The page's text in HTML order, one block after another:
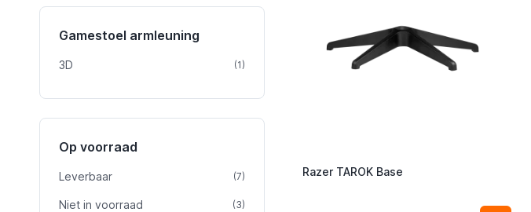
Gamestoel armleuning
3D (1)product
Op voorraad
Leverbaar (7)product
Niet in voorraad (3)product
Razer TAROK Base